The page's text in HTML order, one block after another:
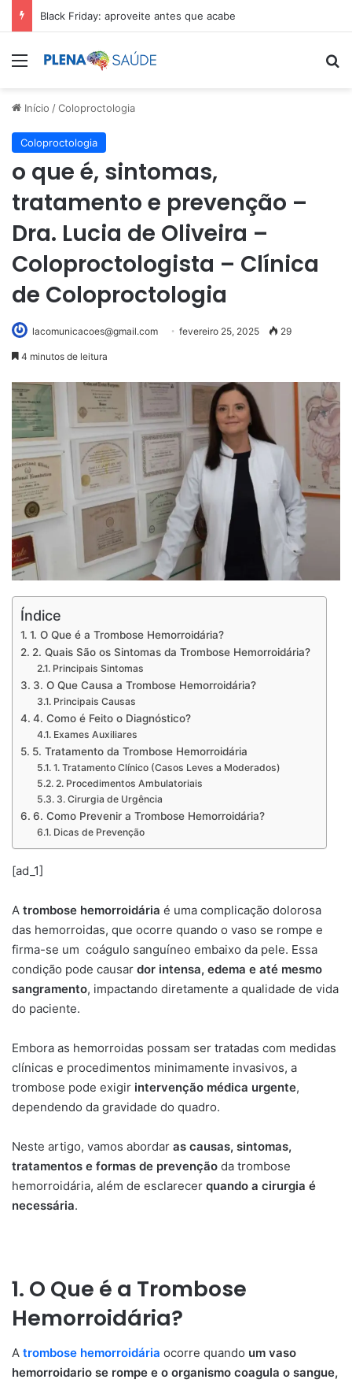
Black Friday: aproveite antes que acabe
Menu
Início /Coloproctologia
Coloproctologia
o que é, sintomas,
tratamento e prevenção –
Dra. Lucia de Oliveira –
Coloproctologista – Clínica
de Coloproctologia
lacomunicacoes@gmail.com fevereiro 25, 2025 29
4 minutos de leitura
Índice
1. O Que é a Trombose Hemorroidária?
2. Quais São os Sintomas da Trombose Hemorroidária?
Principais Sintomas
3. O Que Causa a Trombose Hemorroidária?
Principais Causas
4. Como é Feito o Diagnóstico?
Exames Auxiliares
5. Tratamento da Trombose Hemorroidária
1. Tratamento Clínico (Casos Leves a Moderados)
2. Procedimentos Ambulatoriais
3. Cirurgia de Urgência
6. Como Prevenir a Trombose Hemorroidária?
Dicas de Prevenção
[ad_1]
A trombose hemorroidária é uma complicação dolorosa
das hemorroidas, que ocorre quando o vaso se rompe e
firma-se um coágulo sanguíneo embaixo da pele. Essa
condição pode causar dor intensa, edema e até mesmo
sangramento, impactando diretamente a qualidade de vida
do paciente.
Embora as hemorroidas possam ser tratadas com medidas
clínicas e procedimentos minimamente invasivos, a
trombose pode exigir intervenção médica urgente,
dependendo da gravidade do quadro.
Neste artigo, vamos abordar as causas, sintomas,
tratamentos e formas de prevenção da trombose
hemorroidária, além de esclarecer quando a cirurgia é
necessária.
1. O Que é a Trombose
Hemorroidária?
A trombose hemorroidária ocorre quando um vaso
hemorroidario se rompe e o organismo coagula o sangue,